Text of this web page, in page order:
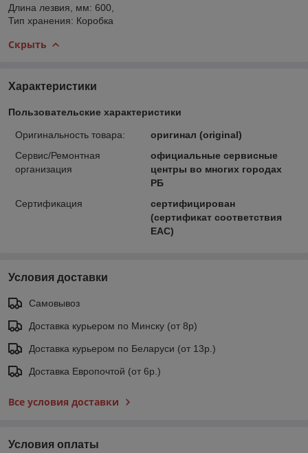
Длина лезвия, мм: 600,
Тип хранения: Коробка
Скрыть
Характеристики
Пользовательские характеристики
Оригинальность товара:
оригинал (original)
Сервис/Ремонтная
организация
официальные сервисные
центры во многих городах
РБ
Сертификация
сертифицирован
(сертификат соответствия
ЕАС)
Условия доставки
Самовывоз
Доставка курьером по Минску (от 8р)
Доставка курьером по Беларуси (от 13р.)
Доставка Европочтой (от 6р.)
Все условия доставки
Условия оплаты